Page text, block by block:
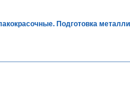
Подготовка